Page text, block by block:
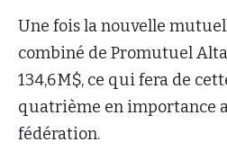
Une fois la nouvelle
combiné de Promutuel
134,6 M$, ce qui fera de
quatrième en importance
fédération.